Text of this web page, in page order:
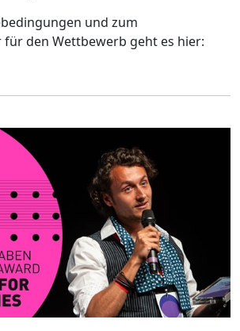
und zum
den Wettbewerb geht es hier: